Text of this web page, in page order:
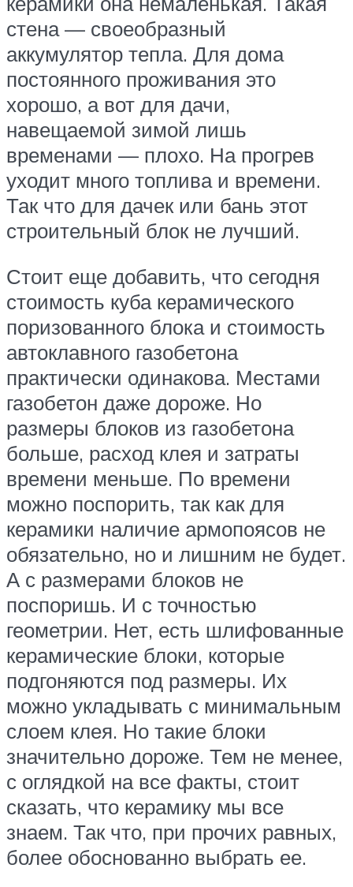
стена — своеобразный
аккумулятор тепла. Для дома
постоянного проживания это
хорошо, а вот для дачи,
навещаемой зимой лишь
временами — плохо. На прогрев
уходит много топлива и времени.
Так что для дачек или бань этот
строительный блок не лучший.
Стоит еще добавить, что сегодня
стоимость куба керамического
поризованного блока и стоимость
автоклавного газобетона
практически одинакова. Местами
газобетон даже дороже. Но
размеры блоков из газобетона
больше, расход клея и затраты
времени меньше. По времени
можно поспорить, так как для
керамики наличие армопоясов не
обязательно, но и лишним не будет.
А с размерами блоков не
поспоришь. И с точностью
геометрии. Нет, есть шлифованные
керамические блоки, которые
подгоняются под размеры. Их
можно укладывать с минимальным
слоем клея. Но такие блоки
значительно дороже. Тем не менее,
с оглядкой на все факты, стоит
сказать, что керамику мы все
знаем. Так что, при прочих равных,
более обоснованно выбрать ее.